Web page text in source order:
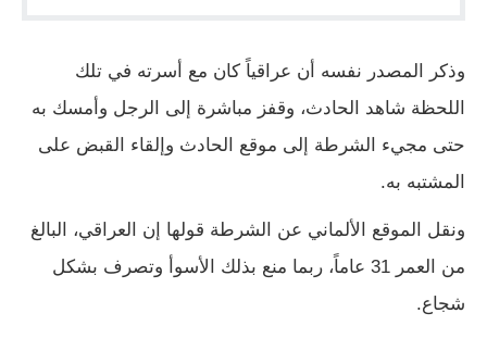
وذكر المصدر نفسه أن عراقياً كان مع أسرته في تلك
اللحظة شاهد الحادث، وقفز مباشرة إلى الرجل وأمسك به
حتى مجيء الشرطة إلى موقع الحادث وإلقاء القبض على
المشتبه به.
ونقل الموقع الألماني عن الشرطة قولها إن العراقي، البالغ
من العمر 31 عاماً، ربما منع بذلك الأسوأ وتصرف بشكل
شجاع.